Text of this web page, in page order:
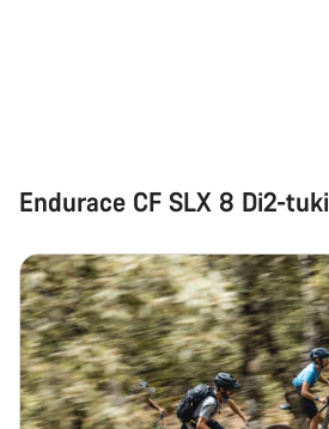
Endurace CF SLX 8 Di2-tuki